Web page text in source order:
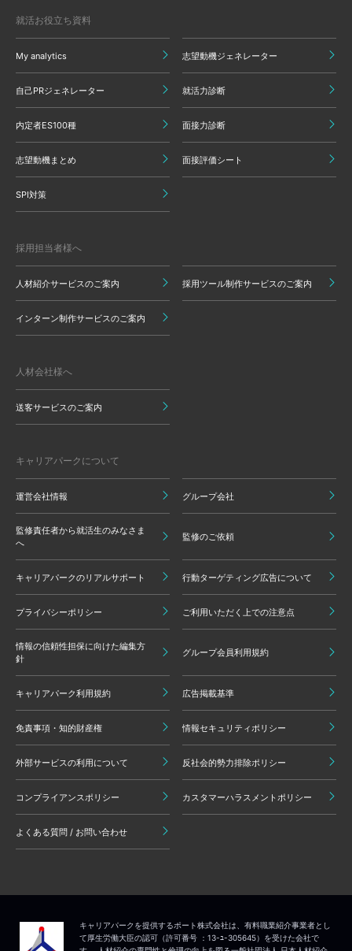
就活お役立ち資料
My analytics 志望動機ジェネレーター
自己PRジェネレーター 就活力診断
内定者ES100種 面接力診断
志望動機まとめ 面接評価シート
SPI対策
採用担当者様へ
人材紹介サービスのご案内 採用ツール制作サービスのご案内
インターン制作サービスのご案内
人材会社様へ
送客サービスのご案内
キャリアパークについて
運営会社情報 グループ会社
監修責任者から就活生のみなさま
へ
監修のご依頼
キャリアパークのリアルサポート 行動ターゲティング広告について
プライバシーポリシー ご利用いただく上での注意点
情報の信頼性担保に向けた編集方
針
グループ会員利用規約
キャリアパーク利用規約 広告掲載基準
免責事項・知的財産権 情報セキュリティポリシー
外部サービスの利用について 反社会的勢力排除ポリシー
コンプライアンスポリシー カスタマーハラスメントポリシー
よくある質問 / お問い合わせ